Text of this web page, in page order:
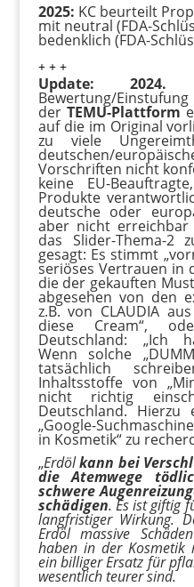
2025: KC beurteilt
mit neutral (FDA-
bedenklich (FDA-
+ + +
Update: 2024.
Bewertung/
der TEMU-Plattform
auf die im Original
zu viele
deutschen/
Vorschriften nicht
keine EU-
Produkte
deutsche oder
aber nicht erreichbar
das Slider-Thema-2
gesagt: Es stimmt
seriöses Vertrauen in
die der gekauften
abgesehen von den
z.B. von CLAUDIA
diese Cream“,
Deutschland: „Ich
Wenn solche
tatsächlich
Inhaltsstoffe von
nicht richtig
Deutschland.
„Google-
in Kosmetik“ zu
„Erdölkann bei
die Atemwege
schwere
schädigen. Es ist giftig
langfristiger Wirkung.
Erdöl massive
haben in der Kosmetik
ein billiger Ersatz für
wesentlich teurer sind.